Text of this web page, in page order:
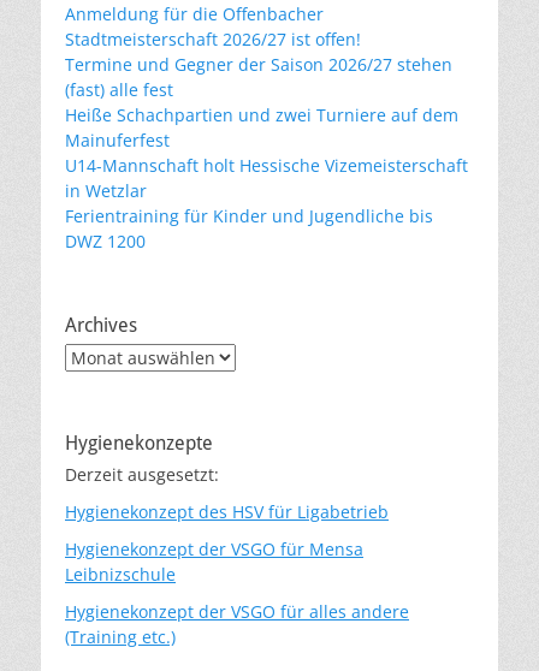
Anmeldung für die Offenbacher
Stadtmeisterschaft 2026/27 ist offen!
Termine und Gegner der Saison 2026/27 stehen
(fast) alle fest
Heiße Schachpartien und zwei Turniere auf dem
Mainuferfest
U14-Mannschaft holt Hessische Vizemeisterschaft
in Wetzlar
Ferientraining für Kinder und Jugendliche bis
DWZ 1200
Archives
Archives
Hygienekonzepte
Derzeit ausgesetzt:
Hygienekonzept des HSV für Ligabetrieb
Hygienekonzept der VSGO für Mensa
Leibnizschule
Hygienekonzept der VSGO für alles andere
(Training etc.)